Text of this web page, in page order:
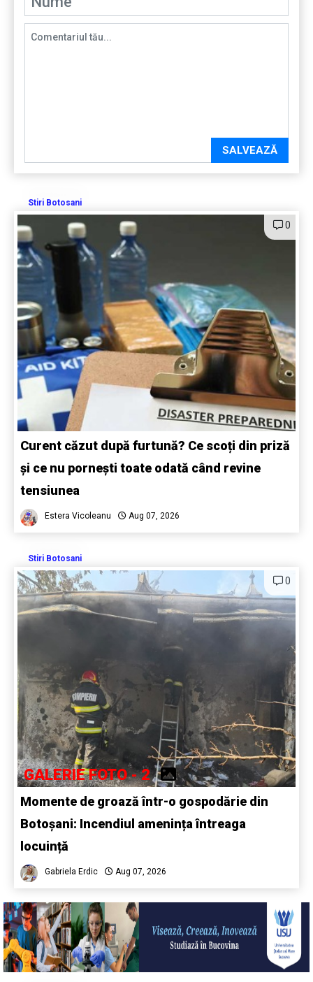
SALVEAZĂ
Stiri Botosani
0
Curent căzut după furtună? Ce scoți din priză
și ce nu pornești toate odată când revine
tensiunea
Estera Vicoleanu Aug 07, 2026
Stiri Botosani
0
GALERIE FOTO - 2
Momente de groază într-o gospodărie din
Botoșani: Incendiul amenința întreaga
locuință
Gabriela Erdic Aug 07, 2026